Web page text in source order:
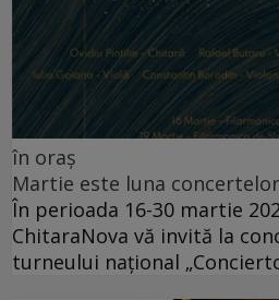
în oraș
Martie este luna
În perioada 16-30 martie
ChitaraNova vă invită la
turneului național